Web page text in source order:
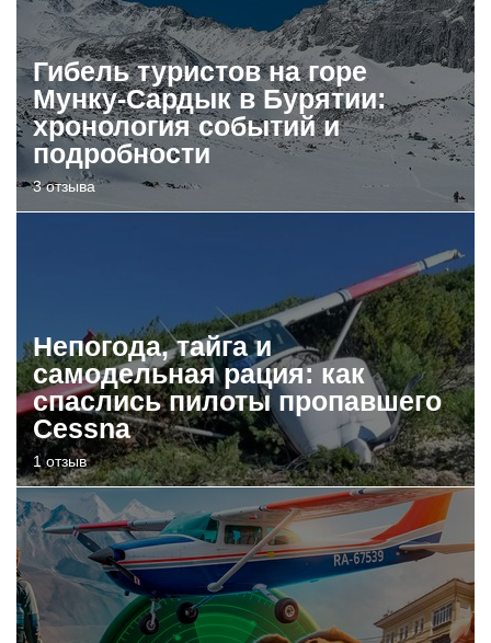
Гибель туристов на горе
Мунку-Сардык в Бурятии:
хронология событий и
подробности
3 отзыва
Непогода, тайга и
самодельная рация: как
спаслись пилоты пропавшего
Cessna
1 отзыв